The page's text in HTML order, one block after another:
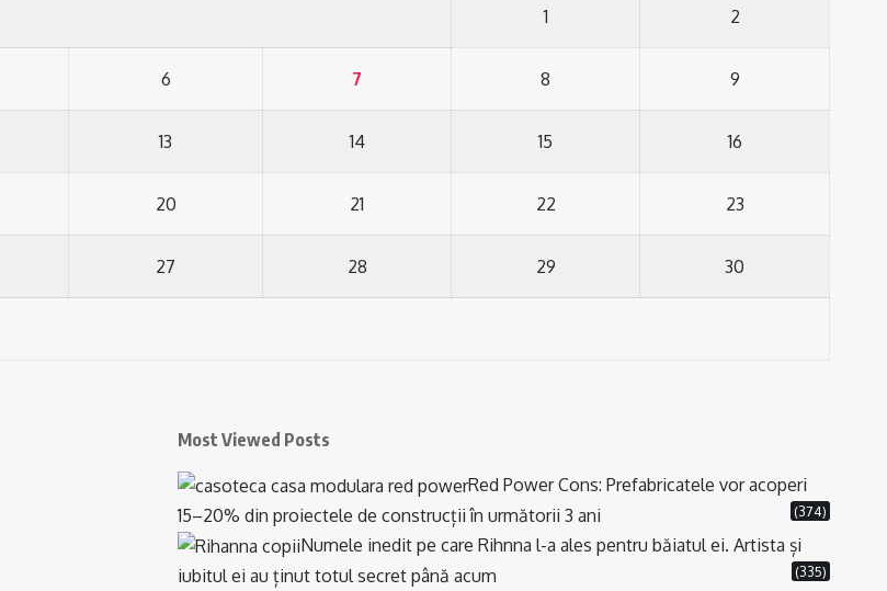
1 2
6 7 8 9
13 14 15 16
20 21 22 23
27 28 29 30
Most Viewed Posts
Red Power Cons: Prefabricatele vor acoperi
15–20% din proiectele de construcții în următorii 3 ani
(374)
Numele inedit pe care Rihnna l-a ales pentru băiatul ei. Artista și
iubitul ei au ținut totul secret până acum
(335)